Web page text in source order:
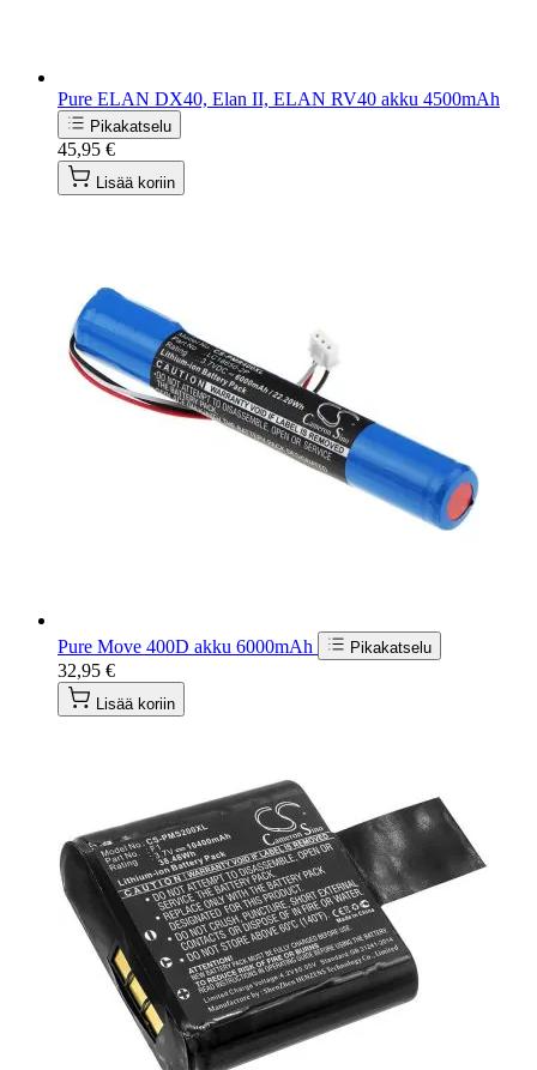
Pure ELAN DX40, Elan II, ELAN RV40 akku 4500mAh
Pikakatselu
45,95 €
Lisää koriin
Pure Move 400D akku 6000mAh Pikakatselu
32,95 €
Lisää koriin